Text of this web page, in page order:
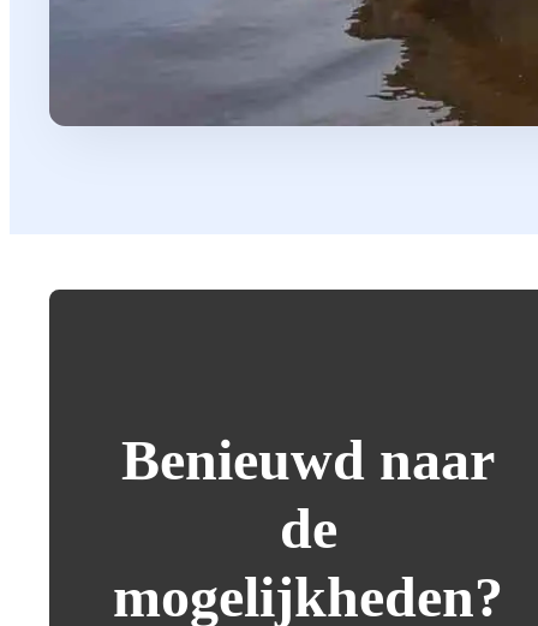
Benieuwd naar
de
mogelijkheden?